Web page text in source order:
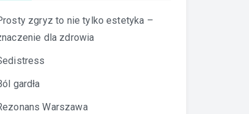
zgryz to nie tylko estetyka –
dla zdrowia
gardła
Warszawa